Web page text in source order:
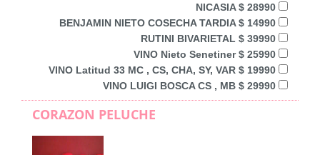
NICASIA $ 28990
BENJAMIN NIETO COSECHA TARDIA $ 14990
RUTINI BIVARIETAL $ 39990
VINO Nieto Senetiner $ 25990
VINO Latitud 33 MC , CS, CHA, SY, VAR $ 19990
VINO LUIGI BOSCA CS , MB $ 29990
CORAZON PELUCHE